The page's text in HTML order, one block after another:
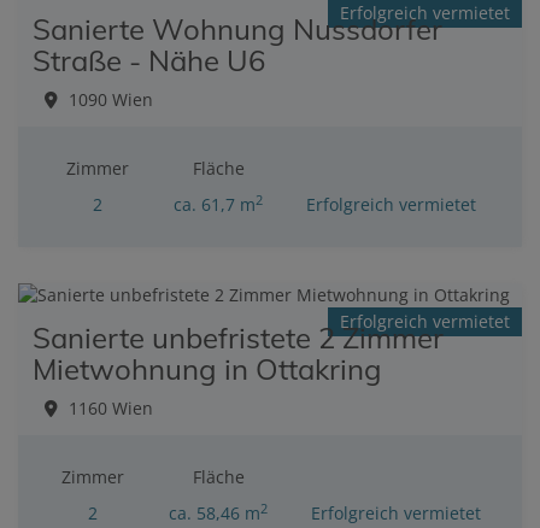
Erfolgreich vermietet
Sanierte Wohnung Nussdorfer
Straße - Nähe U6
1090 Wien
Zimmer
2
Fläche
ca. 61,7 m2 Erfolgreich vermietet
Erfolgreich vermietet
Sanierte unbefristete 2 Zimmer
Mietwohnung in Ottakring
1160 Wien
Zimmer
2
Fläche
ca. 58,46 m2 Erfolgreich vermietet